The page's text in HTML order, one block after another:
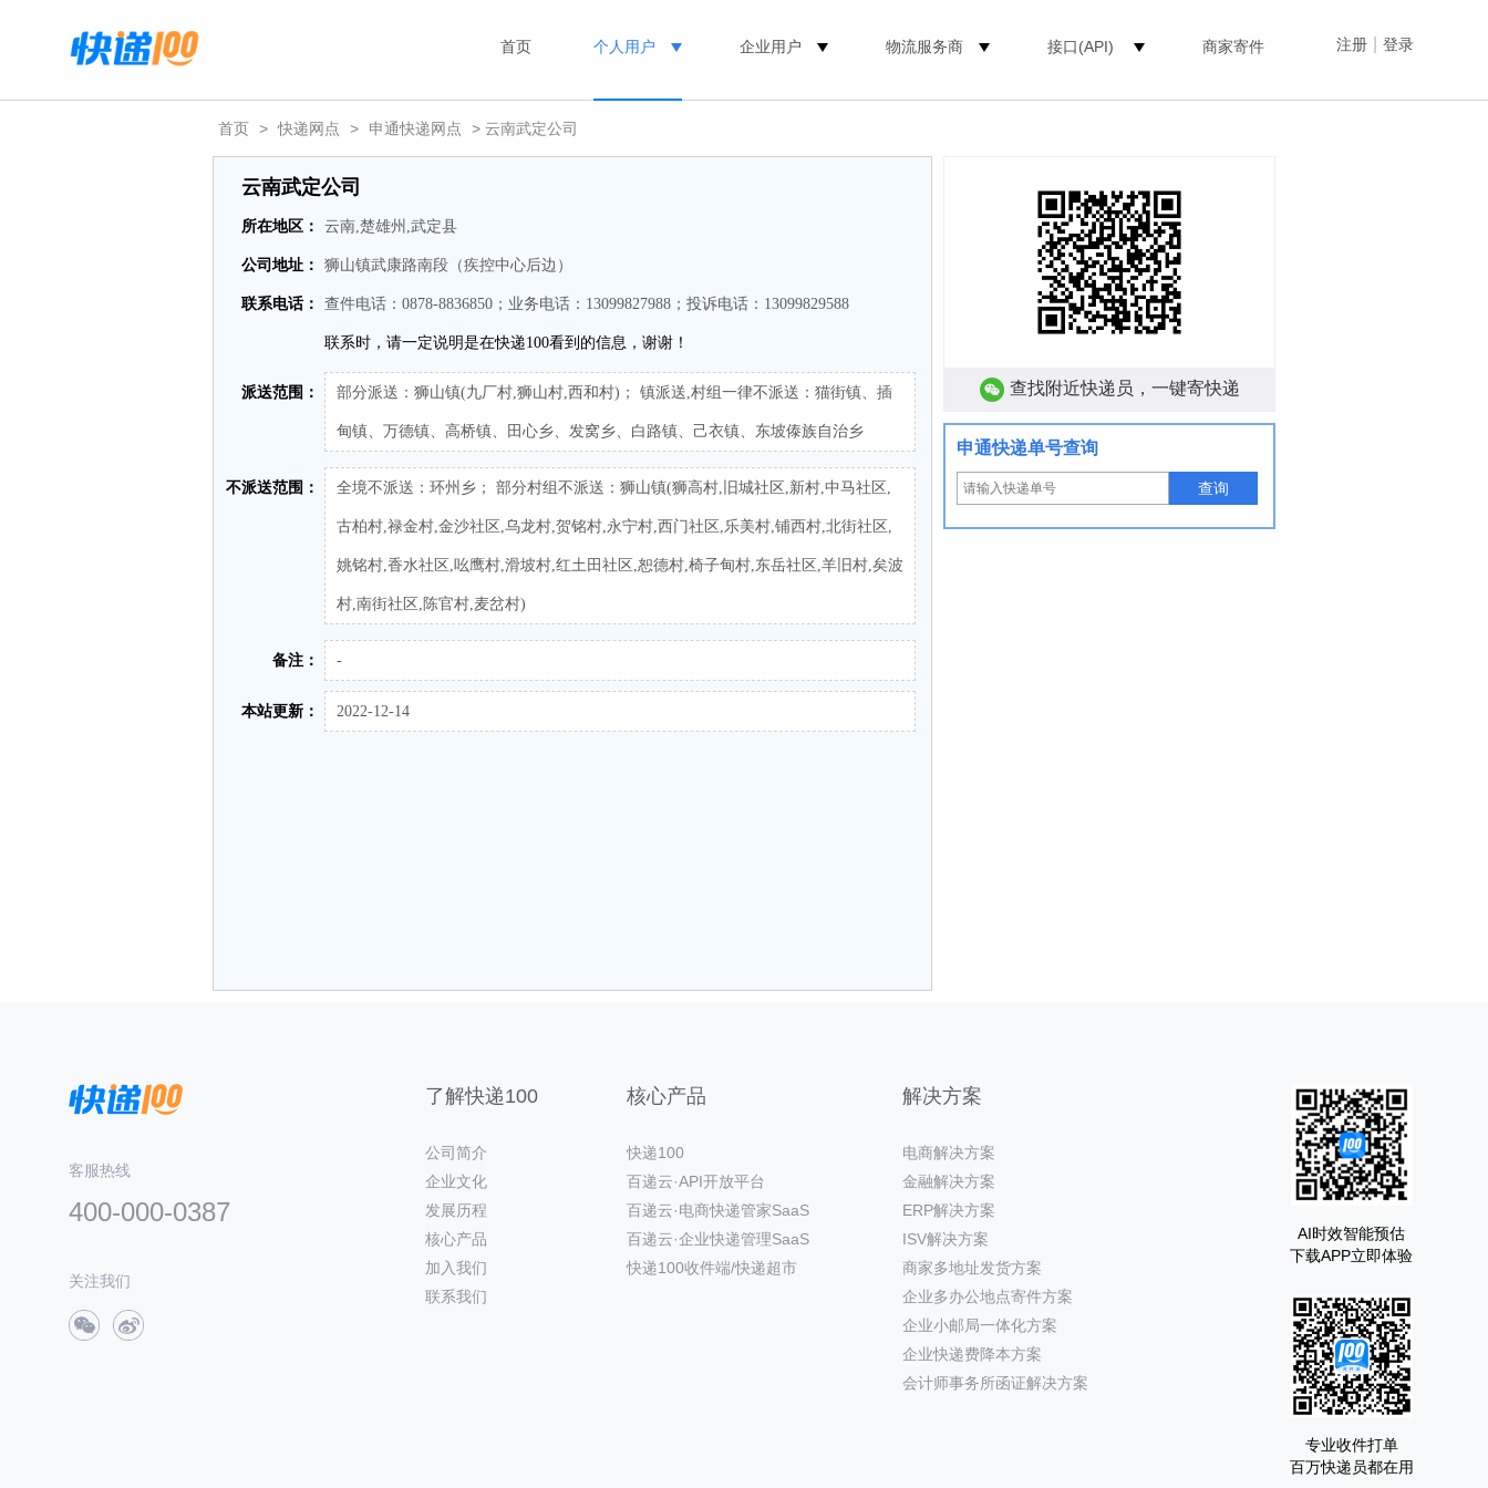
注册 登录
首页 个人用户 企业用户 物流服务商 接口(API) 商家寄件
首页 > 快递网点 > 申通快递网点 > 云南武定公司
云南武定公司
所在地区： 云南,楚雄州,武定县
公司地址： 狮山镇武康路南段（疾控中心后边）
联系电话： 查件电话：0878-8836850；业务电话：13099827988；投诉电话：13099829588
联系时，请一定说明是在快递100看到的信息，谢谢！
派送范围： 部分派送：狮山镇(九厂村,狮山村,西和村)； 镇派送,村组一律不派送：猫街镇、插
甸镇、万德镇、高桥镇、田心乡、发窝乡、白路镇、己衣镇、东坡傣族自治乡
不派送范围： 全境不派送：环州乡； 部分村组不派送：狮山镇(狮高村,旧城社区,新村,中马社区,
古柏村,禄金村,金沙社区,乌龙村,贺铭村,永宁村,西门社区,乐美村,铺西村,北街社区,
姚铭村,香水社区,吆鹰村,滑坡村,红土田社区,恕德村,椅子甸村,东岳社区,羊旧村,矣波
村,南街社区,陈官村,麦岔村)
备注： -
本站更新： 2022-12-14
查找附近快递员，一键寄快递
申通快递单号查询
查询
客服热线
400-000-0387
关注我们
了解快递100
公司简介
企业文化
发展历程
核心产品
加入我们
联系我们
核心产品
快递100
百递云·API开放平台
百递云·电商快递管家SaaS
百递云·企业快递管理SaaS
快递100收件端/快递超市
解决方案
电商解决方案
金融解决方案
ERP解决方案
ISV解决方案
商家多地址发货方案
企业多办公地点寄件方案
企业小邮局一体化方案
企业快递费降本方案
会计师事务所函证解决方案
AI时效智能预估
下载APP立即体验
专业收件打单
百万快递员都在用